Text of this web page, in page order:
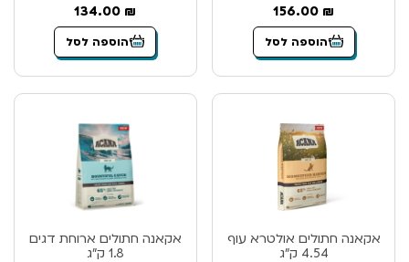
156.00 ₪
הוספה לסל
134.00 ₪
הוספה לסל
אקאנה חתולים אולטרא עוף
4.54 ק”ג
אקאנה חתולים ארוחת דגים
1.8 ק”ג